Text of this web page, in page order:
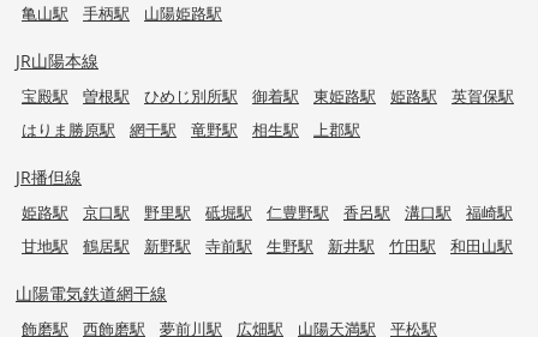
亀山駅
手柄駅 山陽姫路駅
JR山陽本線
宝殿駅 曽根駅 ひめじ別所駅 御着駅 東姫路駅 姫路駅
英賀保駅
はりま勝原駅
網干駅 竜野駅 相生駅 上郡駅
JR播但線
姫路駅 京口駅 野里駅 砥堀駅 仁豊野駅 香呂駅 溝口駅
福崎駅
甘地駅
鶴居駅 新野駅 寺前駅 生野駅 新井駅 竹田駅 和田山駅
山陽電気鉄道網干線
飾磨駅 西飾磨駅 夢前川駅 広畑駅 山陽天満駅
平松駅